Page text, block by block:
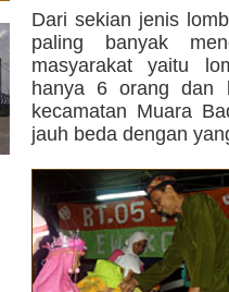
Dari sekian jenis
paling banyak
masyarakat yaitu
hanya 6 orang dan
kecamatan Muara
jauh beda dengan